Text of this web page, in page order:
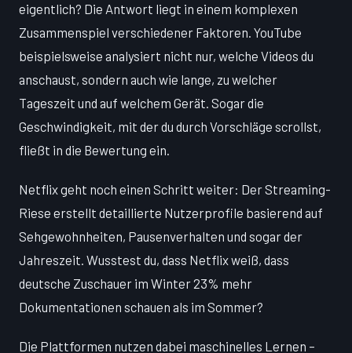
eigentlich? Die Antwort liegt in einem komplexen
Zusammenspiel verschiedener Faktoren. YouTube
beispielsweise analysiert nicht nur, welche Videos du
anschaust, sondern auch wie lange, zu welcher
Tageszeit und auf welchem Gerät. Sogar die
Geschwindigkeit, mit der du durch Vorschläge scrollst,
fließt in die Bewertung ein.
Netflix geht noch einen Schritt weiter: Der Streaming-
Riese erstellt detaillierte Nutzerprofile basierend auf
Sehgewohnheiten, Pausenverhalten und sogar der
Jahreszeit. Wusstest du, dass Netflix weiß, dass
deutsche Zuschauer im Winter 23% mehr
Dokumentationen schauen als im Sommer?
Die Plattformen nutzen dabei maschinelles Lernen –